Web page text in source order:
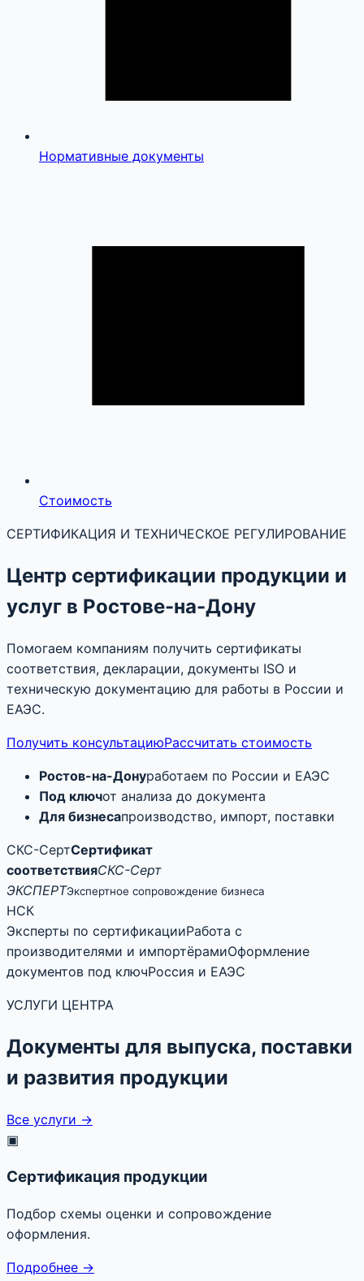
Нормативные документы
Стоимость
СЕРТИФИКАЦИЯ И ТЕХНИЧЕСКОЕ РЕГУЛИРОВАНИЕ
Центр сертификации продукции и
услуг в Ростове-на-Дону
Помогаем компаниям получить сертификаты
соответствия, декларации, документы ISO и
техническую документацию для работы в России и
ЕАЭС.
Получить консультациюРассчитать стоимость
Ростов-на-Донуработаем по России и ЕАЭС
Под ключот анализа до документа
Для бизнесапроизводство, импорт, поставки
СКС-СертСертификат
соответствияСКС-Серт
ЭКСПЕРТЭкспертное сопровождение бизнеса
НСК
Эксперты по сертификацииРабота с
производителями и импортёрамиОформление
документов под ключРоссия и ЕАЭС
УСЛУГИ ЦЕНТРА
Документы для выпуска, поставки
и развития продукции
Все услуги →
▣
Сертификация продукции
Подбор схемы оценки и сопровождение
оформления.
Подробнее →